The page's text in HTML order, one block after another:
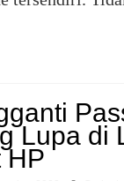
Lupa di
HP